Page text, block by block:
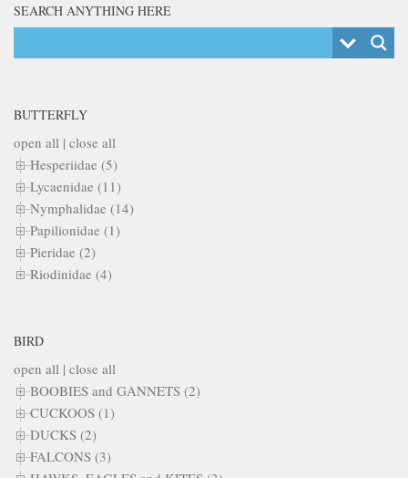
SEARCH ANYTHING HERE
BUTTERFLY
open all | close all
Hesperiidae (5)
Lycaenidae (11)
Nymphalidae (14)
Papilionidae (1)
Pieridae (2)
Riodinidae (4)
BIRD
open all | close all
BOOBIES and GANNETS (2)
CUCKOOS (1)
DUCKS (2)
FALCONS (3)